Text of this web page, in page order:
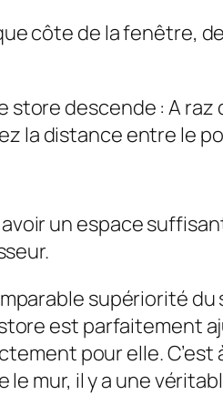
côte de la fenêtre,
store descende : A
la distance entre le
un espace
supériorité
est parfaitement
pour elle. C’est
le mur, il y a une